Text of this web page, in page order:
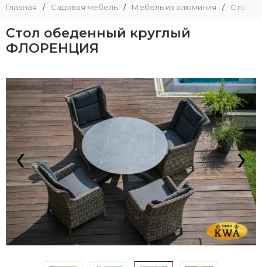
Главная / Садовая мебель / Мебель из алюминия / Столы
Стол обеденный круглый
ФЛОРЕНЦИЯ
‹ ›